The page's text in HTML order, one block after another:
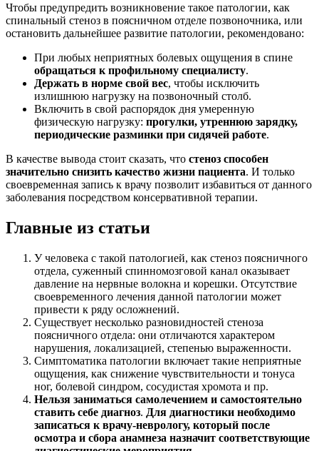
Чтобы предупредить возникновение такое патологии, как
спинальный стеноз в поясничном отделе позвоночника, или
остановить дальнейшее развитие патологии, рекомендовано:
При любых неприятных болевых ощущения в спине
обращаться к профильному специалисту.
Держать в норме свой вес, чтобы исключить
излишнюю нагрузку на позвоночный столб.
Включить в свой распорядок дня умеренную
физическую нагрузку: прогулки, утреннюю зарядку,
периодические разминки при сидячей работе.
В качестве вывода стоит сказать, что стеноз способен
значительно снизить качество жизни пациента. И только
своевременная запись к врачу позволит избавиться от данного
заболевания посредством консервативной терапии.
Главные из статьи
У человека с такой патологией, как стеноз поясничного
отдела, суженный спинномозговой канал оказывает
давление на нервные волокна и корешки. Отсутствие
своевременного лечения данной патологии может
привести к ряду осложнений.
Существует несколько разновидностей стеноза
поясничного отдела: они отличаются характером
нарушения, локализацией, степенью выраженности.
Симптоматика патологии включает такие неприятные
ощущения, как снижение чувствительности и тонуса
ног, болевой синдром, сосудистая хромота и пр.
Нельзя заниматься самолечением и самостоятельно
ставить себе диагноз. Для диагностики необходимо
записаться к врачу-неврологу, который после
осмотра и сбора анамнеза назначит соответствующие